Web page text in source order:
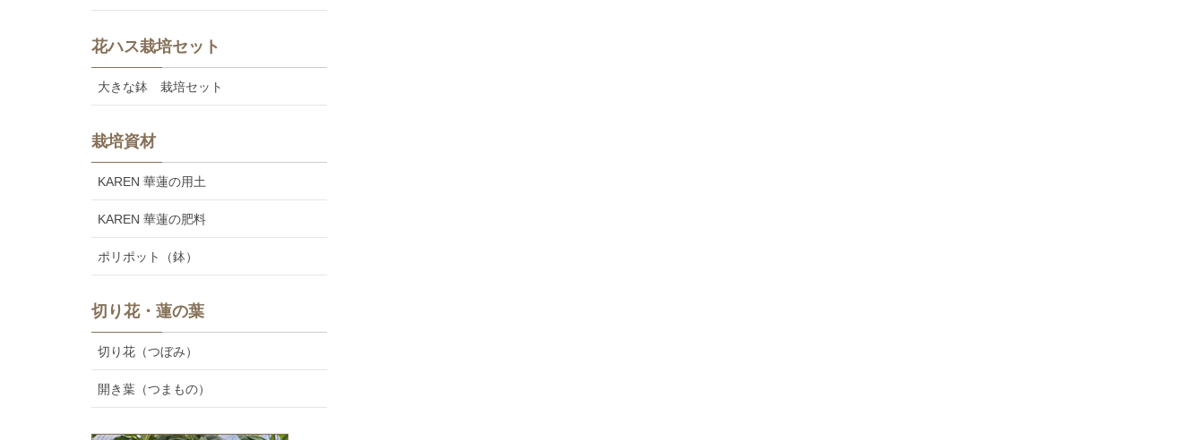
花ハス栽培セット
大きな鉢 栽培セット
栽培資材
KAREN 華蓮の用土
KAREN 華蓮の肥料
ポリポット（鉢）
切り花・蓮の葉
切り花（つぼみ）
開き葉（つまもの）